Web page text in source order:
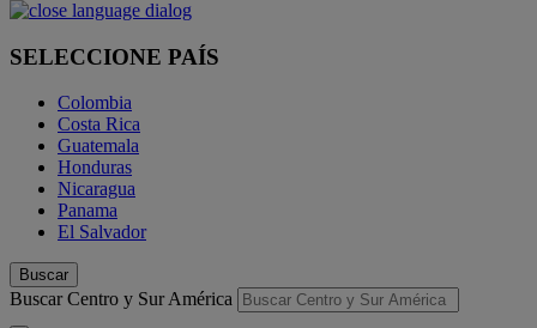
SELECCIONE PAÍS
Colombia
Costa Rica
Guatemala
Honduras
Nicaragua
Panama
El Salvador
Buscar
Buscar Centro y Sur América